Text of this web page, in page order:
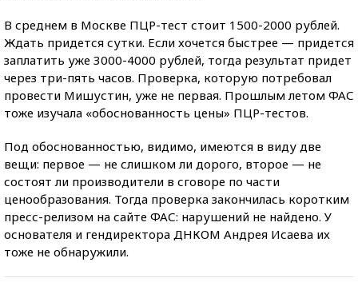
В среднем в Москве ПЦР-тест стоит 1500-2000 рублей.
Ждать придется сутки. Если хочется быстрее — придется
заплатить уже 3000-4000 рублей, тогда результат придет
через три-пять часов. Проверка, которую потребовал
провести Мишустин, уже не первая. Прошлым летом ФАС
тоже изучала «обоснованность цены» ПЦР-тестов.
Под обоснованностью, видимо, имеются в виду две
вещи: первое — не слишком ли дорого, второе — не
состоят ли производители в сговоре по части
ценообразования. Тогда проверка закончилась коротким
пресс-релизом на сайте ФАС: нарушений не найдено. У
основателя и гендиректора ДНКОМ Андрея Исаева их
тоже не обнаружили.